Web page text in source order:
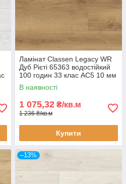
Ламінат Classen Legacy WR
Дуб Рієті 65363 водостійкий
100 годин 33 клас AC5 10 мм
з фаскою
В наявності
1 075,32 ₴/кв.м
1 236 ₴/кв.м
Купити
–13%